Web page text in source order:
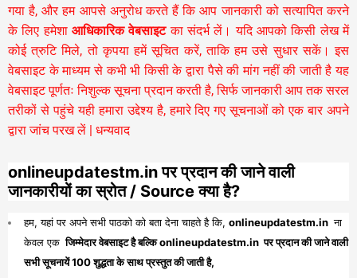
गया है, और हम आपसे अनुरोध करते हैं कि आप जानकारी को सत्यापित करने
के लिए हमेशा आधिकारिक वेबसाइटका संदर्भ लें। यदि आपको किसी लेख में
कोई त्रुटि मिले, तो कृपया हमें सूचित करें, ताकि हम उसे सुधार सकें। इस
वेबसाइट के माध्यम से कभी भी किसी के द्वारा पैसे की मांग नहीं की जाती है यह
वेबसाइट पूर्णतः निशुल्क सूचना प्रदान करती है,सिर्फ जानकारी आप तक सरल
तरीकों से पहुंचे यही हमारा उद्देश्य है, हमारे दिए गए सूचनाओं को एक बार अपने
द्वारा जांच परख लें | धन्यवाद
onlineupdatestm.in पर प्रदान की जाने वाली
जानकारीयों का स्रोत / Source क्या है?
हम, यहां पर अपने सभी पाठको को बता देना चाहते है कि, onlineupdatestm.in ना
केवल एक जिम्मेदार वेबसाइट है बल्कि onlineupdatestm.in पर प्रदान की जाने वाली
सभी सूचनायें 100 शुद्धता के साथ प्रस्तुत की जाती है,